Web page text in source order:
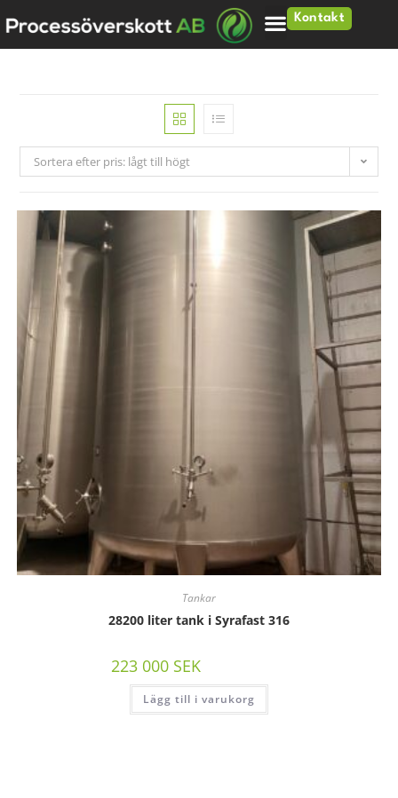
Kontakt
Sortera efter pris: lågt till högt
Tankar
28200 liter tank i Syrafast 316
223 000 SEK
Lägg till i varukorg